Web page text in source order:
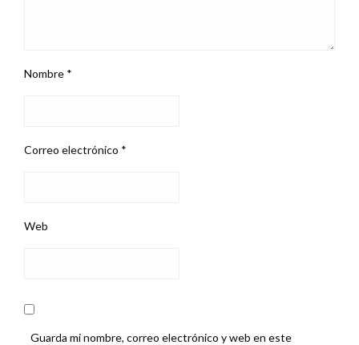
Nombre *
Correo electrónico *
Web
Guarda mi nombre, correo electrónico y web en este